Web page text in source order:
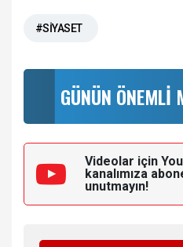
#SİYASET
GÜNÜN ÖNEMLİ
Videolar için
kanalımıza
unutmayın!